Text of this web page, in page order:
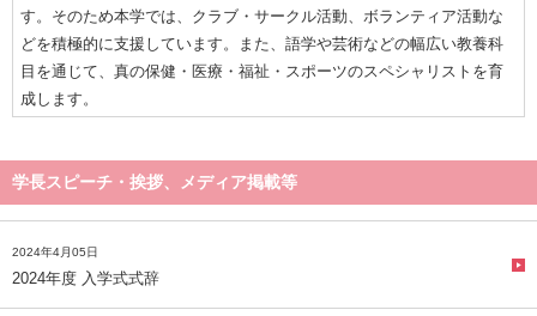
す。そのため本学では、クラブ・サークル活動、ボランティア活動な
どを積極的に支援しています。また、語学や芸術などの幅広い教養科
目を通じて、真の保健・医療・福祉・スポーツのスペシャリストを育
成します。
学長スピーチ・挨拶、メディア掲載等
2024年4月05日
2024年度 入学式式辞